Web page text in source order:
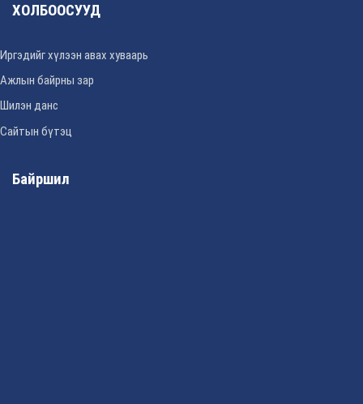
ХОЛБООСУУД
Иргэдийг хүлээн авах хуваарь
Ажлын байрны зар
Шилэн данс
Сайтын бүтэц
Байршил